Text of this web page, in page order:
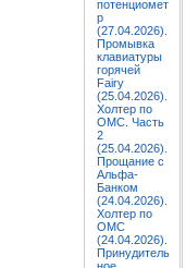
потенциомет
р
(27.04.2026).
Промывка
клавиатуры
горячей
Fairy
(25.04.2026).
Холтер по
ОМС. Часть
2
(25.04.2026).
Прощание с
Альфа-
Банком
(24.04.2026).
Холтер по
ОМС
(24.04.2026).
Принудитель